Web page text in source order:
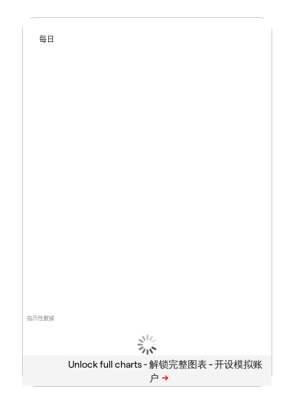
指示性數據
每日
Unlock full charts -